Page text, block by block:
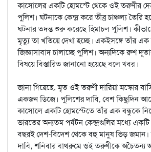
কাসোলের একটি হোমস্টে থেকে ওই তরুণীর
পুলিশ। ঘটনাকে কেন্দ্র করে তীব্র চাঞ্চল্য তৈরি
ঘটনার তদন্ত শুরু করেছে হিমাচল পুলিশ।
মৃত্যু তা খতিয়ে দেখা হচ্ছে। একইসঙ্গে তাঁর এক
জিজ্ঞাসাবাদ চালাচ্ছে পুলিশ। অন্যদিকে রুশ
বিষয়ে বিস্তারিত জানানো হয়েছে বলে খবর।
জানা গিয়েছে, মৃত ওই তরুণী দারিয়া মস্কোর
একজন ডিজে। পুলিশের দাবি, বেশ কিছুদিন
কাসোলে একটি হোমস্টেতে তাঁর এক বন্ধুকে
ভারতের অন্যতম পর্যটন কেন্দ্রগুলির মধ্যে
বছরই দেশ-বিদেশ থেকে বহু মানুষ ভিড় জমান।
দাবি, শনিবার বাথরুমে ওই তরুণীকে অচৈতন্য